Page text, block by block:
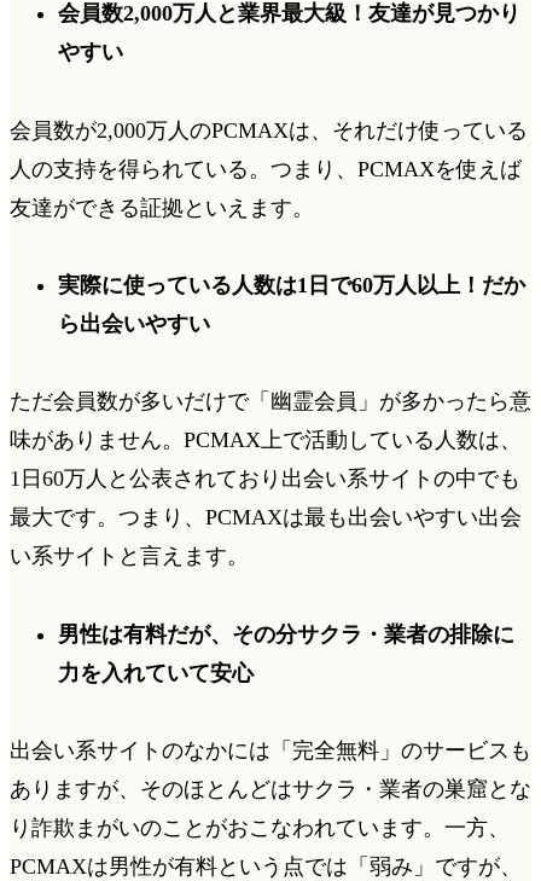
会員数2,000万人と業界最大級！友達が見つかり
やすい
会員数が2,000万人のPCMAXは、それだけ使っている
人の支持を得られている。つまり、PCMAXを使えば
友達ができる証拠といえます。
実際に使っている人数は1日で60万人以上！だか
ら出会いやすい
ただ会員数が多いだけで「幽霊会員」が多かったら意
味がありません。PCMAX上で活動している人数は、
1日60万人と公表されており出会い系サイトの中でも
最大です。 つまり、PCMAXは最も出会いやすい出会
い系サイトと言えます。
男性は有料だが、その分サクラ・業者の排除に
力を入れていて安心
出会い系サイトのなかには「完全無料」のサービスも
ありますが、そのほとんどはサクラ・業者の巣窟とな
り詐欺まがいのことがおこなわれています。一方、
PCMAXは男性が有料という点では「弱み」ですが、